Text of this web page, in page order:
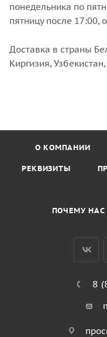
понедельника по
пятницу после 17:00,
Доставка в страны
Киргизия,
О КОМПАНИИ
РЕКВИЗИТЫ
ПОЧЕМУ НАС
8